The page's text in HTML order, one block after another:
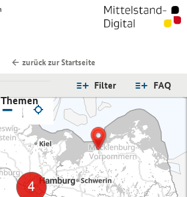
zurück zur Startseite
FAQ
Filter
Themen
−